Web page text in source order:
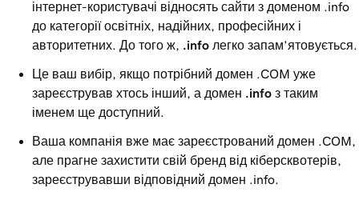
інтернет-користувачі відносять сайти з доменом .info
до категорії освітніх, надійних, професійних і
авторитетних. До того ж,
.info легко запам’ятовується.
Це ваш вибір, якщо потрібний домен .COM уже
зареєстрував хтось інший, а домен .info з таким
іменем ще доступний.
Ваша компанія вже має зареєстрований домен .COM,
але прагне захистити свій бренд від кіберсквотерів,
зареєструвавши відповідний домен .info.